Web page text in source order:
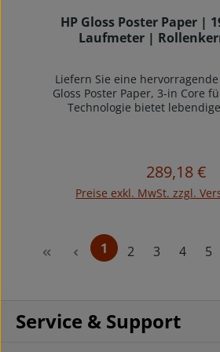
HP Gloss Poster Paper |
Laufmeter |
Liefern Sie eine
Gloss Poster Paper, 3-in Core
Technologie bietet
diesem recycelbaren1 und
Papier.Erweitern Sie Ihre
Sie eine breite Palette an
eine hohe ProduktivitätMit
trocknenden Posterpapier
Weiterverarbeitung nach dem
Regulärer
289,18 €
Preise exkl. MwSt. zzgl.
Seite
1 Seite
2 Seite
3 Seite
4 5
Service & Support